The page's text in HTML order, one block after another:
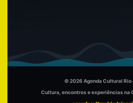
© 2026 Agenda Cultural Rio
Cultura, encontros e experiências na